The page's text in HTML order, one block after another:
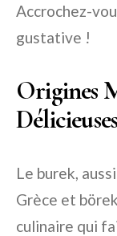
Accrochez-
gustative !
Origines
Délicieuses
Le burek,
Grèce et
culinaire qui